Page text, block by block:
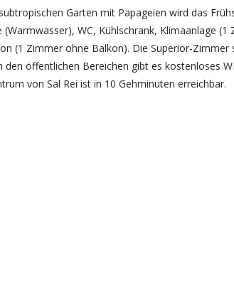
Garten mit Papageien wird das
(Warmwasser), WC, Kühlschrank, Klimaanlage
(1 Zimmer ohne Balkon). Die Superior-
den öffentlichen Bereichen gibt es kostenloses
von Sal Rei ist in 10 Gehminuten erreichbar.